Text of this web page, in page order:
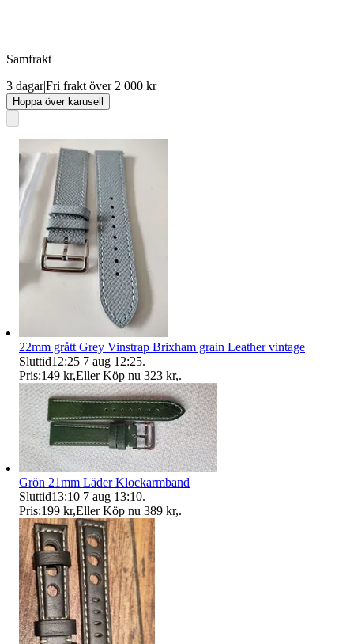
Samfrakt
3 dagar|Fri frakt över 2 000 kr
Hoppa över karusell
22mm grått Grey Vinstrap Brixham grain Leather vintage
Sluttid12:25 7 aug 12:25.
Pris:149 kr,Eller Köp nu 323 kr,.
Grön 21mm Läder Klockarmband
Sluttid13:10 7 aug 13:10.
Pris:199 kr,Eller Köp nu 389 kr,.